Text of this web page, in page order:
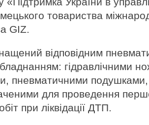
товариства
GIZ.
відповідним
гідравлічними
пневматичними
для проведення
при ліквідації ДТП.